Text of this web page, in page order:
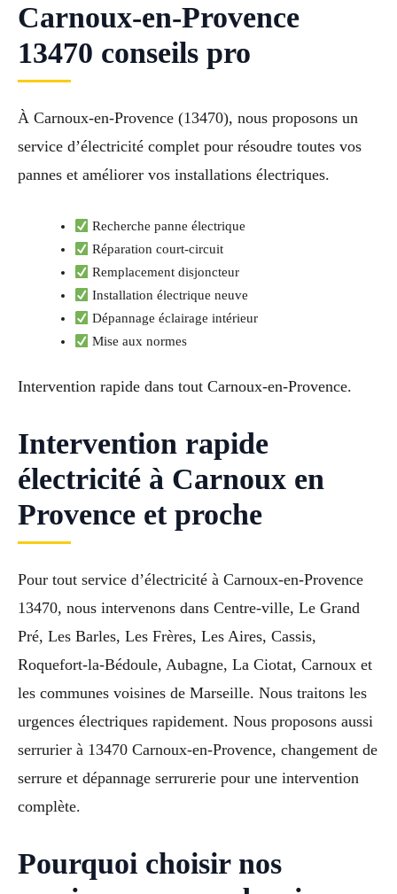
Carnoux-en-Provence
13470 conseils pro
À Carnoux-en-Provence (13470), nous proposons un
service d’électricité complet pour résoudre toutes vos
pannes et améliorer vos installations électriques.
Recherche panne électrique
Réparation court-circuit
Remplacement disjoncteur
Installation électrique neuve
Dépannage éclairage intérieur
Mise aux normes
Intervention rapide dans tout Carnoux-en-Provence.
Intervention rapide
électricité à Carnoux en
Provence et proche
Pour tout service d’électricité à Carnoux-en-Provence
13470, nous intervenons dans Centre-ville, Le Grand
Pré, Les Barles, Les Frères, Les Aires, Cassis,
Roquefort-la-Bédoule, Aubagne, La Ciotat, Carnoux et
les communes voisines de Marseille. Nous traitons les
urgences électriques rapidement. Nous proposons aussi
serrurier à 13470 Carnoux-en-Provence, changement de
serrure et dépannage serrurerie pour une intervention
complète.
Pourquoi choisir nos